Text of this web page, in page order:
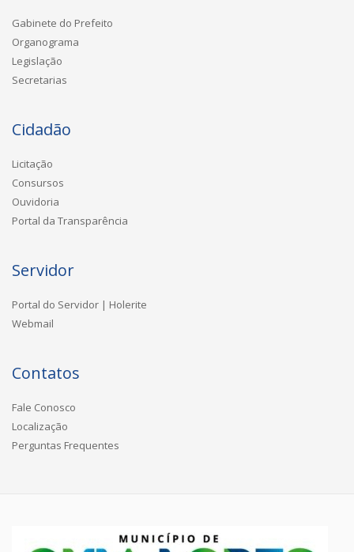
Gabinete do Prefeito
Organograma
Legislação
Secretarias
Cidadão
Licitação
Consursos
Ouvidoria
Portal da Transparência
Servidor
Portal do Servidor | Holerite
Webmail
Contatos
Fale Conosco
Localização
Perguntas Frequentes